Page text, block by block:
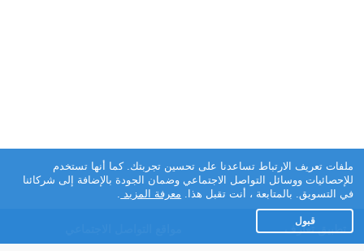
تطبيق تعارف
ملفات تعريف الارتباط تساعدنا على تحسين تجربتك. كما أنها تستخدم
للإحصائيات ووسائل التواصل الاجتماعي وضمان الجودة بالإضافة إلى شركائنا
في التسويق. بالمتابعة ، أنت تقبل هذا. معرفة المزيد .
قبول